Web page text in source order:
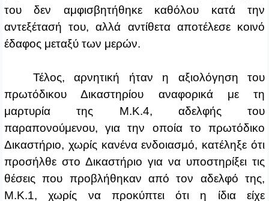
του δεν αμφισβητήθηκε καθόλου κατά την
αντεξέτασή του, αλλά αντίθετα αποτέλεσε κοινό
έδαφος μεταξύ των μερών.
Τέλος, αρνητική ήταν η αξιολόγηση του
πρωτόδικου Δικαστηρίου αναφορικά με τη
μαρτυρία της Μ.Κ.4, αδελφής του
παραπονούμενου, για την οποία το πρωτόδικο
Δικαστήριο, χωρίς κανένα ενδοιασμό, κατέληξε ότι
προσήλθε στο Δικαστήριο για να υποστηρίξει τις
θέσεις που προβλήθηκαν από τον αδελφό της,
Μ.Κ.1, χωρίς να προκύπτει ότι η ίδια είχε